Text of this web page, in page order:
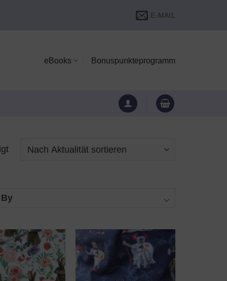
E-MAIL
eBooks Bonuspunkteprogramm
Nach
AUF DEN
WUNSCHZETTEL
AUF DEN
WUNSCHZETTEL